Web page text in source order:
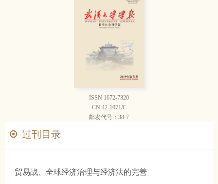
ISSN 1672-7320
CN 42-1071/C
邮发代号：38-7
过刊目录
贸易战、全球经济治理与经济法的完善